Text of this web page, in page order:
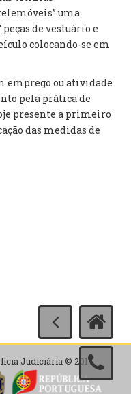
uma
de vestuário e
colocando-se em
emprego ou atividade
pela prática de
presente a primeiro
das medidas de
Judiciária © 2017